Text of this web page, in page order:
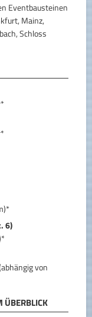
Eventbausteinen
Mainz,
Schloss
6)
von
ÜBERBLICK